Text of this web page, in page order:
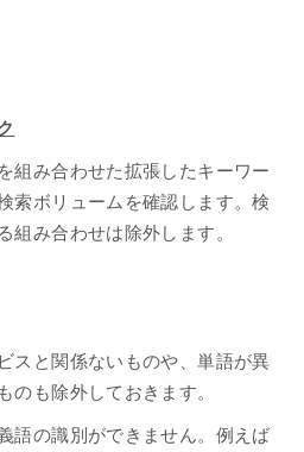
組み合わせた拡張したキーワー
索ボリュームを確認します。検
組み合わせは除外します。
スと関係ないものや、単語が異
のも除外しておきます。
語の識別ができません。例えば